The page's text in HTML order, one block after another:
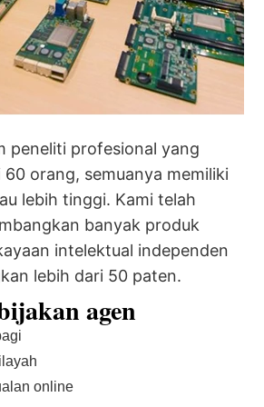
peneliti profesional yang
orang, semuanya memiliki
lebih tinggi. Kami telah
banyak produk
intelektual independen
lebih dari 50 paten.
agen
online